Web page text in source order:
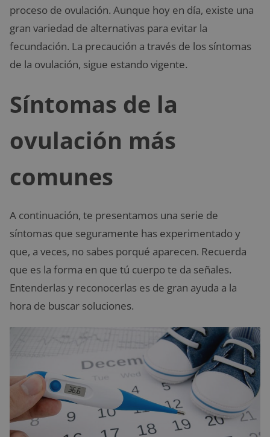
proceso de ovulación. Aunque hoy en día, existe una
gran variedad de alternativas para evitar la
fecundación. La precaución a través de los síntomas
de la ovulación, sigue estando vigente.
Síntomas de la
ovulación más
comunes
A continuación, te presentamos una serie de
síntomas que seguramente has experimentado y
que, a veces, no sabes porqué aparecen. Recuerda
que es la forma en que tú cuerpo te da señales.
Entenderlas y reconocerlas es de gran ayuda a la
hora de buscar soluciones.